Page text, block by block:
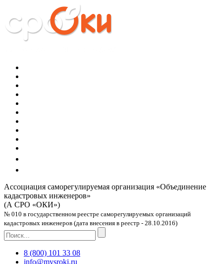
Ассоциация саморегулируемая организация «Объединение
кадастровых инженеров»
(А СРО «ОКИ»)
№ 010 в государственном реестре саморегулируемых организаций
кадастровых инженеров (дата внесения в реестр - 28.10.2016)
8 (800) 101 33 08
info@mysroki.ru